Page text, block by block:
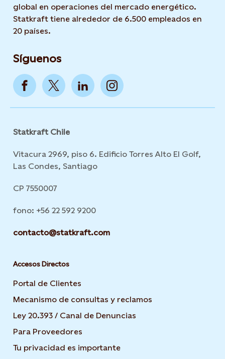
global en operaciones del mercado energético.
Statkraft tiene alrededor de 6.500 empleados en
20 países.
Síguenos
Statkraft Chile
Vitacura 2969, piso 6. Edificio Torres Alto El Golf,
Las Condes, Santiago
CP 7550007
fono: +56 22 592 9200
contacto@statkraft.com
Accesos Directos
Portal de Clientes
Mecanismo de consultas y reclamos
Ley 20.393 / Canal de Denuncias
Para Proveedores
Tu privacidad es importante